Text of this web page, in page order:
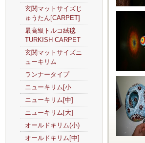
玄関マットサイズじ
ゅうたん[CARPET]
最高級トルコ絨毯 -
TURKISH CARPET
玄関マットサイズニ
ューキリム
ランナータイプ
ニューキリム[小
ニューキリム[中]
ニューキリム[大]
オールドキリム(小)
オールドキリム[中]